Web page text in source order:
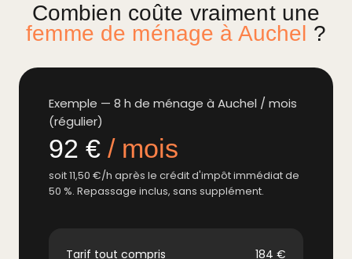
Combien coûte vraiment une
femme de ménage à Auchel ?
Exemple — 8 h de ménage à Auchel / mois
(régulier)
92 € / mois
soit 11,50 €/h après le crédit d'impôt immédiat de
50 %. Repassage inclus, sans supplément.
Tarif tout compris
184 €